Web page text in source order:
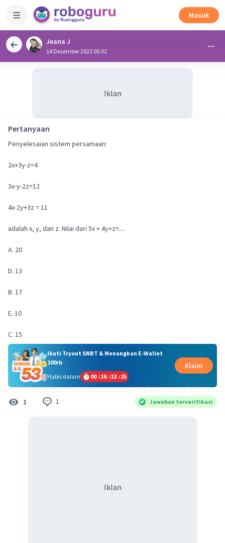
Masuk
Jeana J
14 Desember 2023 00:32
Iklan
Pertanyaan
Penyelesaian sistem persamaan:
2x+3y-z=4
3x-y-2z=12
4x-2y+3z = 11
adalah x, y, dan z. Nilai dari 5x + 4y+z=....
A. 20
D. 13
B. 17
E. 10
C. 15
Ikuti Tryout SNBT & Menangkan E-Wallet
100rb
Habis dalam
00 :16 :13 :24
Klaim
1 1 Jawaban terverifikasi
Iklan